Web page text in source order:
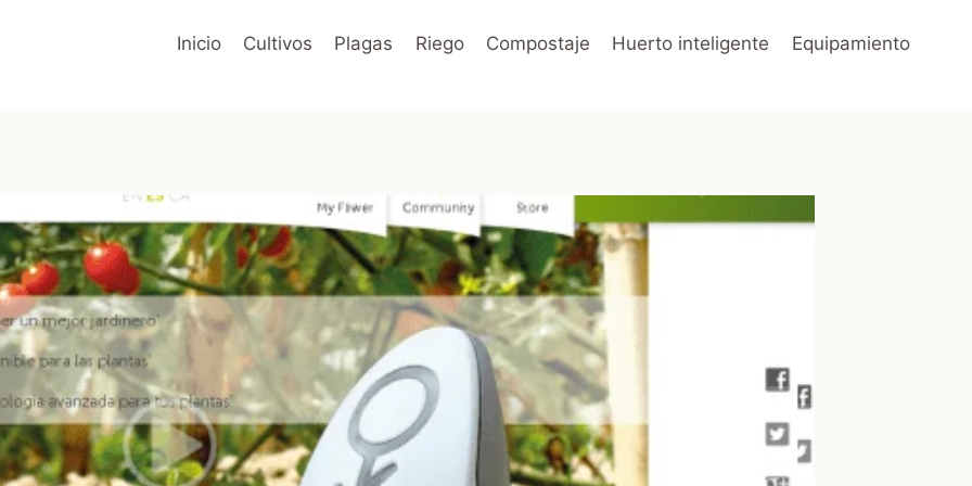
Inicio Cultivos Plagas Riego Compostaje Huerto inteligente Equipamiento